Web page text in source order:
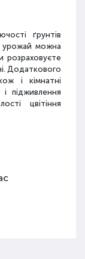
ґрунтів
урожай можна
розраховуєте
Додаткового
і кімнатні
і підживлення
цвітіння
ґрунту
мінеральні
типу,